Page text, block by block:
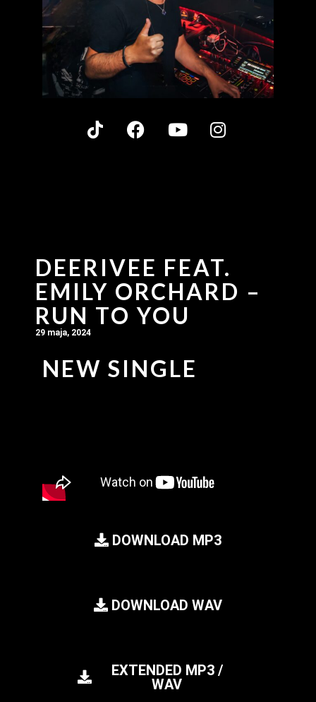
DEERIVEE FEAT.
EMILY ORCHARD –
RUN TO YOU
29 maja, 2024
NEW SINGLE
DOWNLOAD MP3
DOWNLOAD WAV
EXTENDED MP3 /
WAV